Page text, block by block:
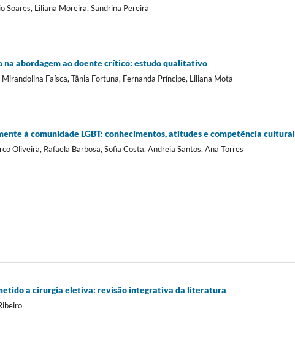
Soares, Liliana Moreira, Sandrina Pereira
abordagem ao doente crítico: estudo qualitativo
Faísca, Tânia Fortuna, Fernanda Príncipe, Liliana Mota
à comunidade LGBT: conhecimentos, atitudes e competência cultural
Oliveira, Rafaela Barbosa, Sofia Costa, Andreia Santos, Ana Torres
a cirurgia eletiva: revisão integrativa da literatura